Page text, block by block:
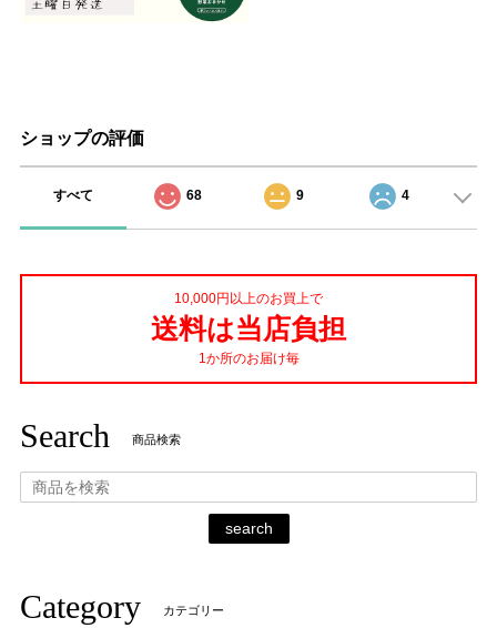
ショップの評価
すべて 68 9 4
10,000円以上のお買上で
送料は当店負担
1か所のお届け毎
Search 商品検索
search
Category カテゴリー